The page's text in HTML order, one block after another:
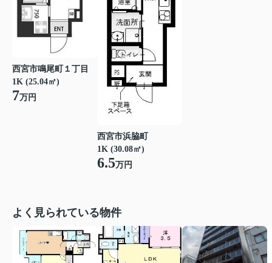
西宮市鳴尾町１丁目
1K (25.04㎡)
7万円
西宮市浜脇町
1K (30.08㎡)
6.5万円
よく見られている物件